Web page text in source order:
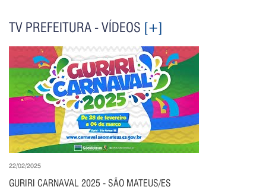
TV PREFEITURA - VÍDEOS [+]
22/02/2025
GURIRI CARNAVAL 2025 - SÃO MATEUS/ES